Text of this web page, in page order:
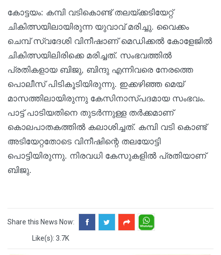
കോട്ടയം: കമ്പി വടികൊണ്ട് തലയ്ക്കടിയേറ്റ്
ചികിത്സയിലായിരുന്ന യുവാവ് മരിച്ചു. വൈക്കം
ചെമ്പ് സ്വദേശി വിനീഷാണ് മെഡിക്കല്‍ കോളേജില്‍
ചികിത്സയിലിരിക്കെ മരിച്ചത്. സംഭവത്തില്‍
പ്രതികളായ ബിജു, ബിന്ദു എന്നിവരെ നേരത്തെ
പൊലീസ് പിടികൂടിയിരുന്നു. ഇക്കഴിഞ്ഞ മെയ്
മാസത്തിലായിരുന്നു കേസിനാസ്പദമായ സംഭവം.
പാട്ട് പാടിയതിനെ തുടര്‍ന്നുള്ള തര്‍ക്കമാണ്
കൊലപാതകത്തില്‍ കലാശിച്ചത്. കമ്പി വടി കൊണ്ട്
അടിയേറ്റതോടെ വിനീഷിന്റെ തലയോട്ടി
പൊട്ടിയിരുന്നു. നിരവധി കേസുകളില്‍ പ്രതിയാണ്
ബിജു.
Share this News Now:
Like(s): 3.7K